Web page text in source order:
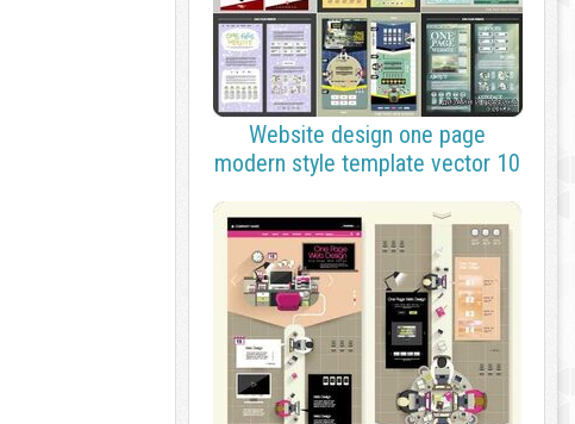
Website design one page
modern style template vector 10